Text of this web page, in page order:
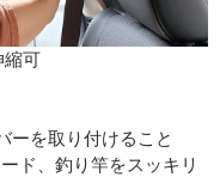
縮可
ーを取り付けること
ド、釣り竿をスッキリ